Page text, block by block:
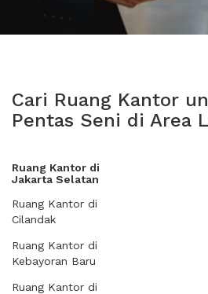
Cari Ruang Kantor
Pentas Seni di Area
Ruang Kantor di
Jakarta Selatan
Ruang Kantor di
Cilandak
Ruang Kantor di
Kebayoran Baru
Ruang Kantor di